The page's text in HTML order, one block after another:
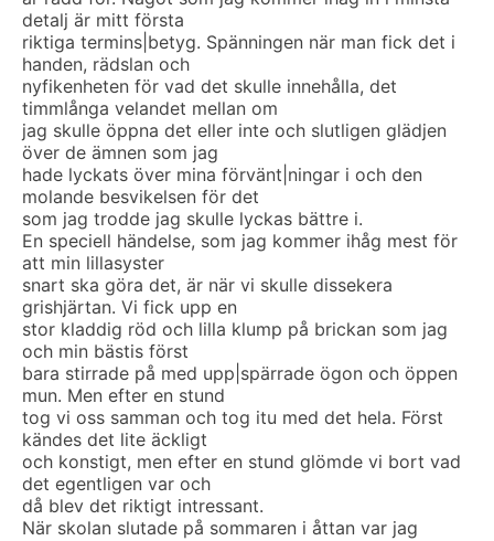
detalj är mitt första
riktiga termins|betyg. Spänningen när man fick det i
handen, rädslan och
nyfikenheten för vad det skulle innehålla, det
timmlånga velandet mellan om
jag skulle öppna det eller inte och slutligen glädjen
över de ämnen som jag
hade lyckats över mina förvänt|ningar i och den
molande besvikelsen för det
som jag trodde jag skulle lyckas bättre i.
En speciell händelse, som jag kommer ihåg mest för
att min lillasyster
snart ska göra det, är när vi skulle dissekera
grishjärtan. Vi fick upp en
stor kladdig röd och lilla klump på brickan som jag
och min bästis först
bara stirrade på med upp|spärrade ögon och öppen
mun. Men efter en stund
tog vi oss samman och tog itu med det hela. Först
kändes det lite äckligt
och konstigt, men efter en stund glömde vi bort vad
det egentligen var och
då blev det riktigt intressant.
När skolan slutade på sommaren i åttan var jag